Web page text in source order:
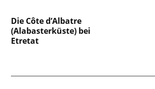
Beitragsnavigation
Die Côte d’Albatre
(Alabasterküste) bei
Etretat